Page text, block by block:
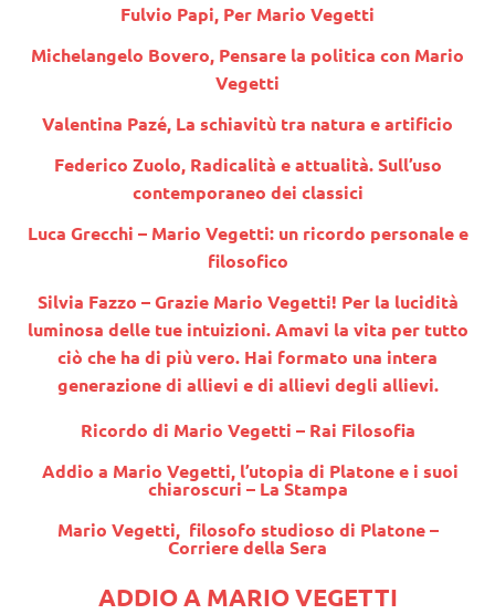
Fulvio Papi, Per Mario Vegetti
Michelangelo Bovero, Pensare la politica con Mario
Vegetti
Valentina Pazé, La schiavitù tra natura e artificio
Federico Zuolo, Radicalità e attualità. Sull’uso
contemporaneo dei classici
Luca Grecchi – Mario Vegetti: un ricordo personale e
filosofico
Silvia Fazzo – Grazie Mario Vegetti! Per la lucidità
luminosa delle tue intuizioni. Amavi la vita per tutto
ciò che ha di più vero. Hai formato una intera
generazione di allievi e di allievi degli allievi.
Ricordo di Mario Vegetti – Rai Filosofia
Addio a Mario Vegetti, l’utopia di Platone e i suoi
chiaroscuri – La Stampa
Mario Vegetti, filosofo studioso di Platone –
Corriere della Sera
ADDIO A MARIO VEGETTI